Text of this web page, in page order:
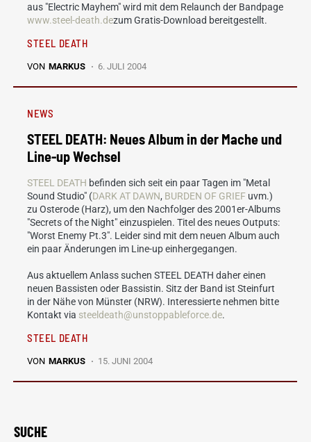
aus "Electric Mayhem" wird mit dem Relaunch der Bandpage
www.steel-death.dezum Gratis-Download bereitgestellt.
STEEL DEATH
VON MARKUS 6. JULI 2004
NEWS
STEEL DEATH: Neues Album in der Mache und
Line-up Wechsel
STEEL DEATH befinden sich seit ein paar Tagen im "Metal
Sound Studio" (DARK AT DAWN, BURDEN OF GRIEF uvm.)
zu Osterode (Harz), um den Nachfolger des 2001er-Albums
"Secrets of the Night" einzuspielen. Titel des neues Outputs:
"Worst Enemy Pt.3". Leider sind mit dem neuen Album auch
ein paar Änderungen im Line-up einhergegangen.
Aus aktuellem Anlass suchen STEEL DEATH daher einen
neuen Bassisten oder Bassistin. Sitz der Band ist Steinfurt
in der Nähe von Münster (NRW). Interessierte nehmen bitte
Kontakt via steeldeath@unstoppableforce.de.
STEEL DEATH
VON MARKUS 15. JUNI 2004
SUCHE